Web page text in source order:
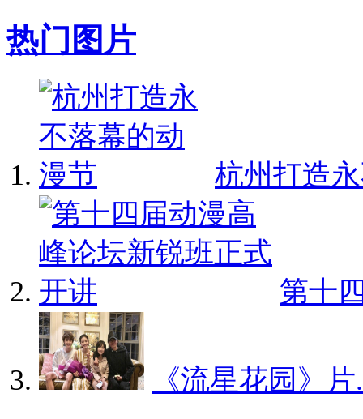
热门图片
杭州打造
第十
《流星花园》片